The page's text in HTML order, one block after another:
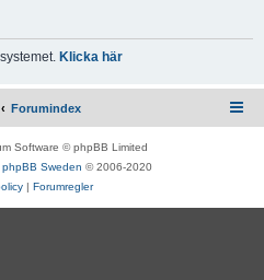
Klicka här
Forumindex
Software © phpBB Limited
phpBB Sweden © 2006-2020
| Forumregler